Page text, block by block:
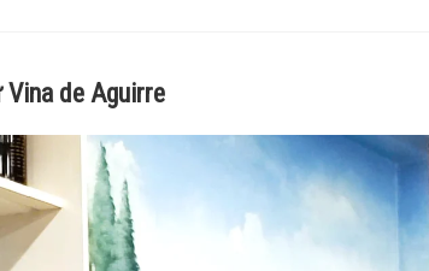
Vina de Aguirre